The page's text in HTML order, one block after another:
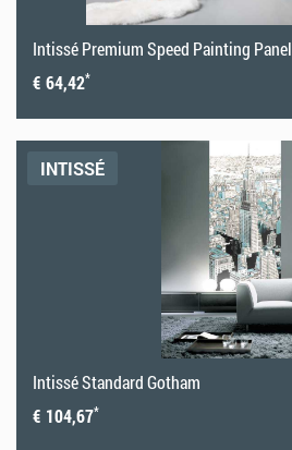
Intissé Premium Speed Painting Panel
€ 64,42*
INTISSÉ
Intissé Standard Gotham
€ 104,67*